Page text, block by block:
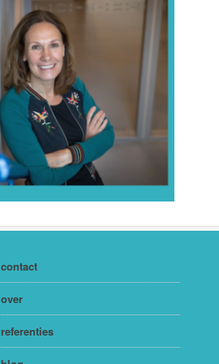
contact
over
referenties